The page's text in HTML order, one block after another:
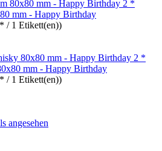
2 *
mm - Happy Birthday
/ 1 Etikett(en))
2 *
mm - Happy Birthday
/ 1 Etikett(en))
angesehen